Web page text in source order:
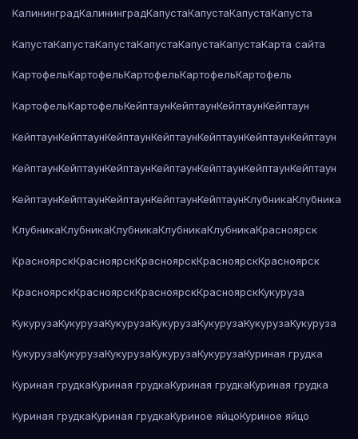
КалининградКалининградКапустаКапустаКапустаКапуста
КапустаКапустаКапустаКапустаКапустаКапустаКарта сайта
КартофельКартофельКартофельКартофельКартофель
КартофельКартофельКейптаунКейптаунКейптаунКейптаун
КейптаунКейптаунКейптаунКейптаунКейптаунКейптаунКейптаун
КейптаунКейптаунКейптаунКейптаунКейптаунКейптаунКейптаун
КейптаунКейптаунКейптаунКейптаунКейптаунКлубникаКлубника
КлубникаКлубникаКлубникаКлубникаКлубникаКрасноярск
КрасноярскКрасноярскКрасноярскКрасноярскКрасноярск
КрасноярскКрасноярскКрасноярскКрасноярскКукуруза
КукурузаКукурузаКукурузаКукурузаКукурузаКукурузаКукуруза
КукурузаКукурузаКукурузаКукурузаКукурузаКуриная грудка
Куриная грудкаКуриная грудкаКуриная грудкаКуриная грудка
Куриная грудкаКуриная грудкаКуриное яйцоКуриное яйцо